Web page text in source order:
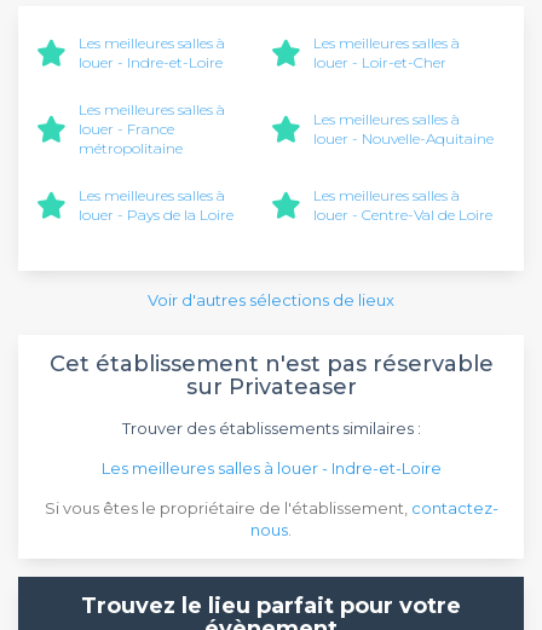
Les meilleures salles à
louer - Indre-et-Loire
Les meilleures salles à
louer - Loir-et-Cher
Les meilleures salles à
louer - France
métropolitaine
Les meilleures salles à
louer - Nouvelle-Aquitaine
Les meilleures salles à
louer - Pays de la Loire
Les meilleures salles à
louer - Centre-Val de Loire
Voir d'autres sélections de lieux
Cet établissement n'est pas réservable
sur Privateaser
Trouver des établissements similaires :
Les meilleures salles à louer - Indre-et-Loire
Si vous êtes le propriétaire de l'établissement, contactez-
nous
Trouvez le lieu parfait pour votre